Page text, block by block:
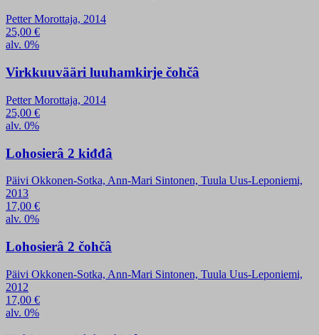
Petter Morottaja, 2014
25,00 €
alv. 0%
Virkkuuvääri luuhamkirje čohčâ
Petter Morottaja, 2014
25,00 €
alv. 0%
Lohosierâ 2 kiđđâ
Päivi Okkonen-Sotka, Ann-Mari Sintonen, Tuula Uus-Leponiemi,
2013
17,00 €
alv. 0%
Lohosierâ 2 čohčâ
Päivi Okkonen-Sotka, Ann-Mari Sintonen, Tuula Uus-Leponiemi,
2012
17,00 €
alv. 0%